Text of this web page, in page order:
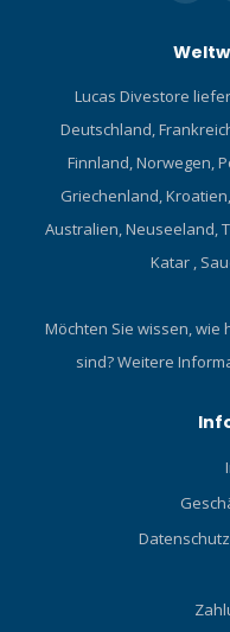
Lucas Divestore
Deutschland,
Finnland, Norwegen,
Griechenland,
Australien, Neuseeland,
Katar ,
Möchten Sie wissen, wie
sind?Weitere